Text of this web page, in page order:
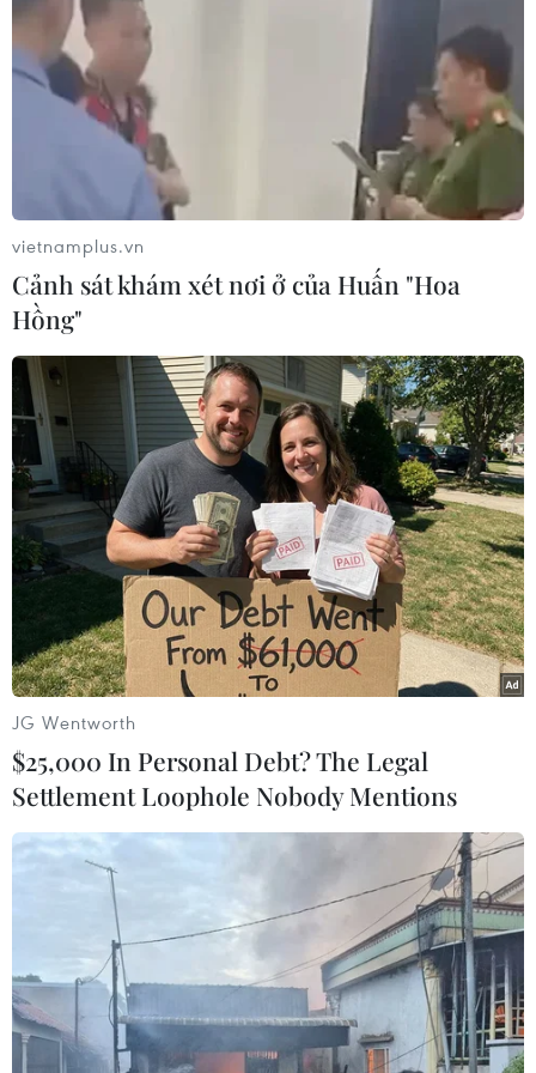
Cụ bà 87 tuổi nguy kịch vì bị chó Bully
nặng hơn 30kg tấn công
19/03/2021 02:20
Cụ bà N.T.T nhập viện trong tình trạng vết thương dập
nát cẳng tay trái, vết thương hàm mặt phức tạp. Các
bác sỹ tiến hành cắt cụt 1/3 dưới cánh tay trái; phẫu
thuật, xử lý vết thương hàm mặt.
vietnamplus.vn
Cảnh sát khám xét nơi ở của Huấn "Hoa
Hồng"
JG Wentworth
$25,000 In Personal Debt? The Legal
Settlement Loophole Nobody Mentions